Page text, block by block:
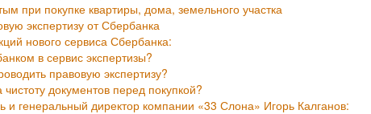
при покупке квартиры, дома, земельного участка
экспертизу от Сбербанка
нового сервиса Сбербанка:
в сервис экспертизы?
правовую экспертизу?
документов перед покупкой?
и генеральный директор компании «33 Слона» Игорь Калганов: